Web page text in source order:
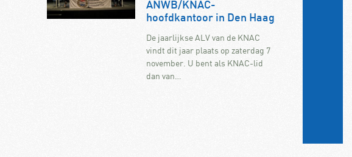
ANWB/KNAC-
hoofdkantoor in Den Haag
De jaarlijkse ALV van de KNAC
vindt dit jaar plaats op zaterdag 7
november. U bent als KNAC-lid
dan van…